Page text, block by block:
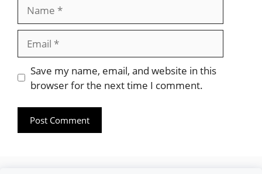
Website
Save my name, email, and website in this
browser for the next time I comment.